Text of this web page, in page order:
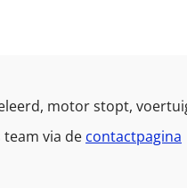
motor stopt,
via de contactpagina